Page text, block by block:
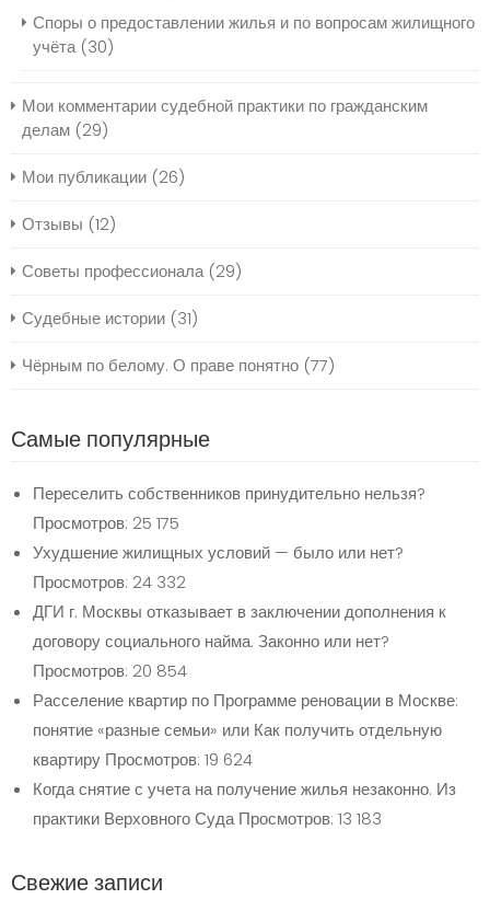
Споры о предоставлении жилья и по вопросам жилищного
учёта(30)
Мои комментарии судебной практики по гражданским
делам (29)
Мои публикации (26)
Отзывы (12)
Советы профессионала(29)
Судебные истории (31)
Чёрным по белому. О праве понятно (77)
Самые популярные
Переселить собственников принудительно нельзя?
Просмотров: 25 175
Ухудшение жилищных условий — было или нет?
Просмотров: 24 332
ДГИ г. Москвы отказывает в заключении дополнения к
договору социального найма. Законно или нет?
Просмотров: 20 854
Расселение квартир по Программе реновации в Москве:
понятие «разные семьи» или Как получить отдельную
квартиру Просмотров: 19 624
Когда снятие с учета на получение жилья незаконно. Из
практики Верховного СудаПросмотров: 13 183
Свежие записи